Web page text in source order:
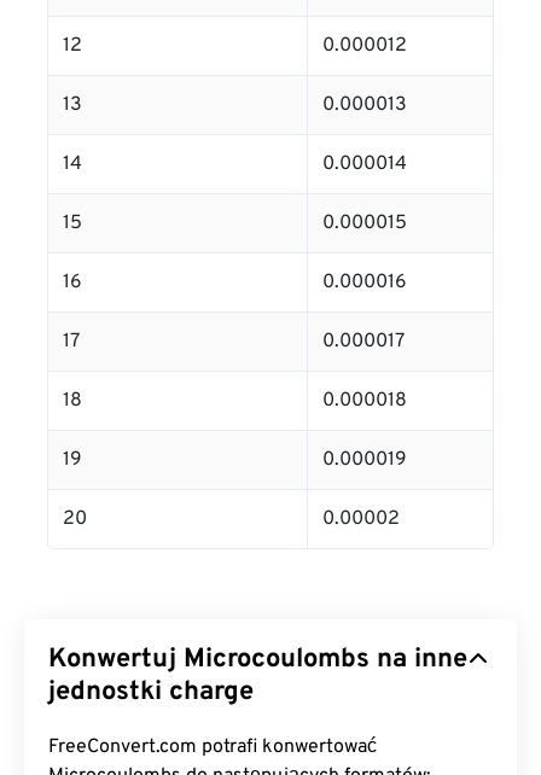
12 0.000012
13 0.000013
14 0.000014
15 0.000015
16 0.000016
17 0.000017
18 0.000018
19 0.000019
20 0.00002
Konwertuj Microcoulombs na inne
jednostki charge
FreeConvert.com potrafi konwertować